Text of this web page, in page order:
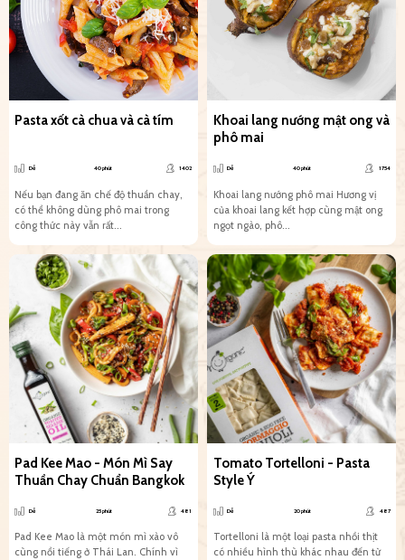
Pasta xốt cà chua và cà tím
Dễ 40 phút 1402
Nếu bạn đang ăn chế độ thuần chay,
có thể không dùng phô mai trong
công thức này vẫn rất...
Khoai lang nướng mật ong và
phô mai
Dễ 40 phút 1754
Khoai lang nướng phô mai Hương vị
của khoai lang kết hợp cùng mật ong
ngọt ngào, phô...
Pad Kee Mao - Món Mì Say
Thuần Chay Chuẩn Bangkok
Dễ 25 phút 481
Pad Kee Mao là một món mì xào vô
cùng nổi tiếng ở Thái Lan. Chính vì
Tomato Tortelloni - Pasta
Style Ý
Dễ 20 phút 487
Tortelloni là một loại pasta nhồi thịt
có nhiều hình thù khác nhau đến từ